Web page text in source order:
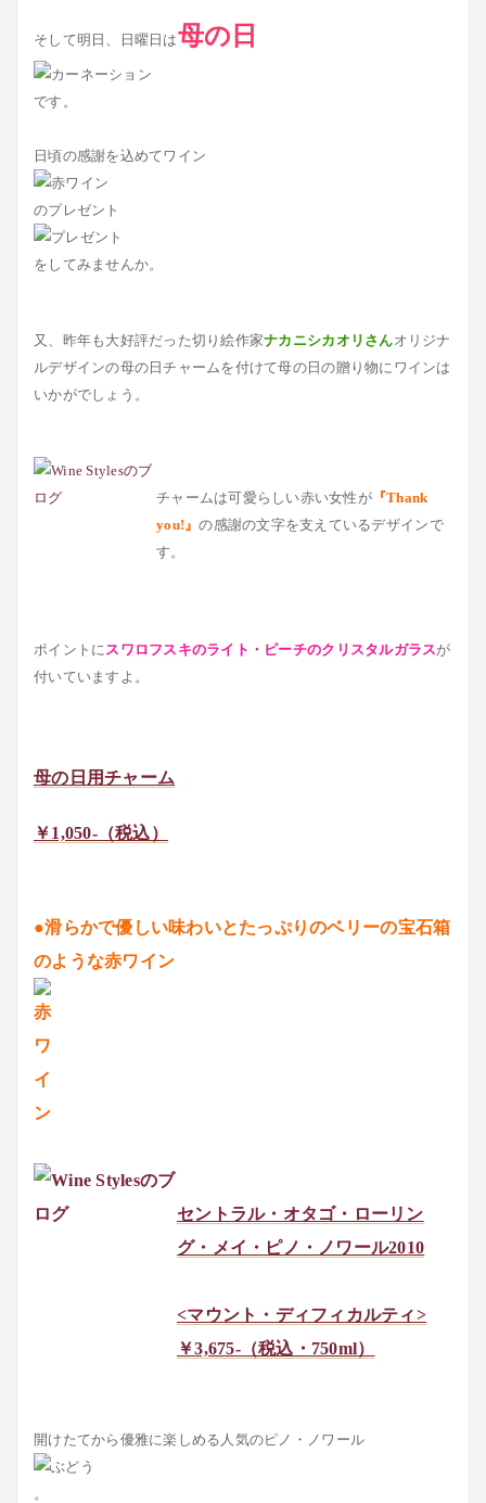
そして明日、日曜日は母の日
です。
日頃の感謝を込めてワイン
のプレゼント
をしてみませんか。
又、昨年も大好評だった切り絵作家ナカニシカオリさんオリジナ
ルデザインの母の日チャームを付けて母の日の贈り物にワインは
いかがでしょう。
チャームは可愛らしい赤い女性が『Thank
you!』の感謝の文字を支えているデザインで
す。
ポイントにスワロフスキのライト・ピーチのクリスタルガラスが
付いていますよ。
母の日用チャーム
￥1,050-（税込）
●滑らかで優しい味わいとたっぷりのベリーの宝石箱
のような赤ワイン
セントラル・オタゴ・ローリン
グ・メイ・ピノ・ノワール2010
<マウント・ディフィカルティ>
￥3,675-（税込・ 750ml）
開けたてから優雅に楽しめる人気のピノ・ノワール
。